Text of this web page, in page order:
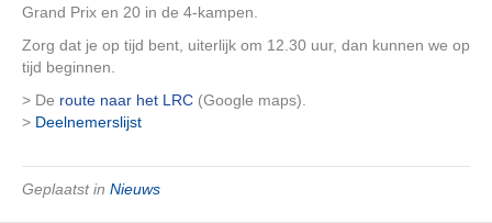
Grand Prix en 20 in de 4-kampen.
Zorg dat je op tijd bent, uiterlijk om 12.30 uur, dan kunnen we op
tijd beginnen.
> De route naar het LRC (Google maps).
> Deelnemerslijst
Geplaatst in Nieuws